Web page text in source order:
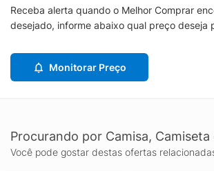
Receba alerta quando o Melhor Comprar
desejado, informe abaixo qual preço deseja
Monitorar Preço
Procurando por Camisa, Camiseta
Você pode gostar destas ofertas